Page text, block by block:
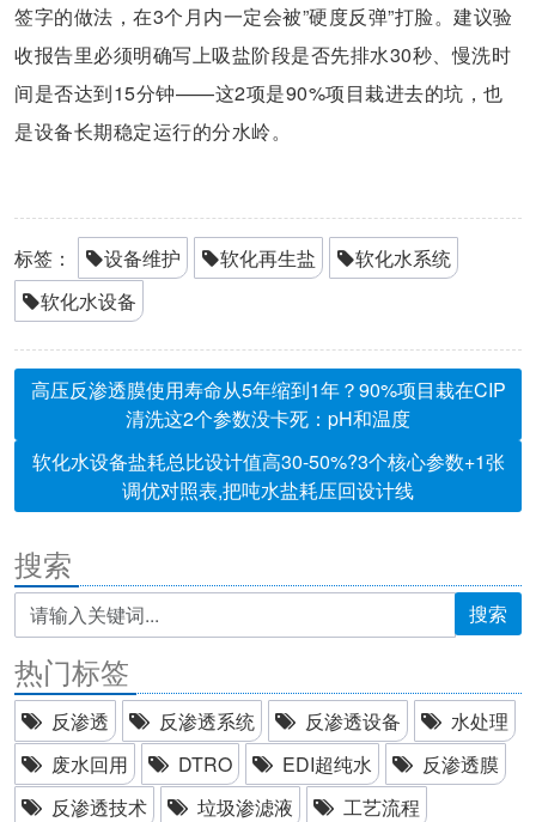
签字的做法，在3个月内一定会被”硬度反弹”打脸。建议验
收报告里必须明确写上吸盐阶段是否先排水30秒、慢洗时
间是否达到15分钟——这2项是90%项目栽进去的坑，也
是设备长期稳定运行的分水岭。
标签： 设备维护 软化再生盐
软化水系统
软化水设备
高压反渗透膜使用寿命从5年缩到1年？90%项目栽在CIP
清洗这2个参数没卡死：pH和温度
软化水设备盐耗总比设计值高30-50%?3个核心参数+1张
调优对照表,把吨水盐耗压回设计线
搜索
搜索
热门标签
反渗透 反渗透系统 反渗透设备
水处理
废水回用
DTRO EDI超纯水
反渗透膜
反渗透技术
垃圾渗滤液
工艺流程